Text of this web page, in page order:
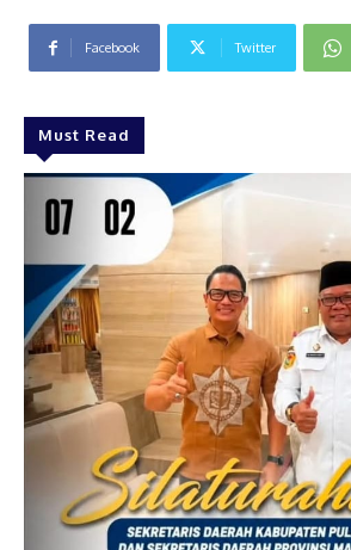
Facebook Twitter
Must Read